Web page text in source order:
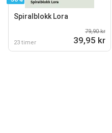
Spiralblokk Lora
23 timer
79,90 kr
39,95 kr